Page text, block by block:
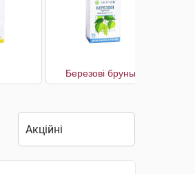
Березові бруньки